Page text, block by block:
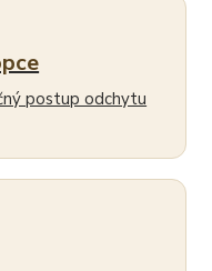
postup odchytu